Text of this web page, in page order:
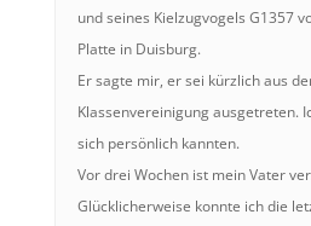
und seines Kielzugvogels G1357
Platte in Duisburg.
Er sagte mir, er sei kürzlich aus
Klassenvereinigung ausgetreten.
sich persönlich kannten.
Vor drei Wochen ist mein Vater
Glücklicherweise konnte ich die